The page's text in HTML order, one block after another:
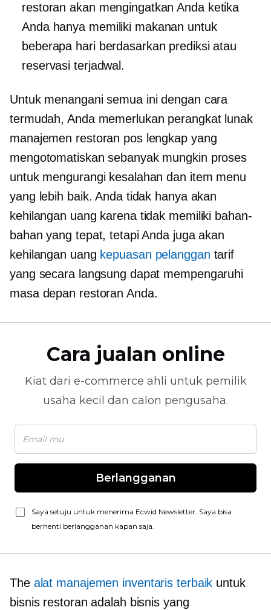
restoran akan mengingatkan Anda ketika
Anda hanya memiliki makanan untuk
beberapa hari berdasarkan prediksi atau
reservasi terjadwal.
Untuk menangani semua ini dengan cara
termudah, Anda memerlukan perangkat lunak
manajemen restoran pos lengkap yang
mengotomatiskan sebanyak mungkin proses
untuk mengurangi kesalahan dan item menu
yang lebih baik. Anda tidak hanya akan
kehilangan uang karena tidak memiliki bahan-
bahan yang tepat, tetapi Anda juga akan
kehilangan uang kepuasan pelanggan tarif
yang secara langsung dapat mempengaruhi
masa depan restoran Anda.
Cara jualan online
Kiat dari e-commerce ahli untuk pemilik
usaha kecil dan calon pengusaha.
Berlangganan
Saya setuju untuk menerima Ecwid Newsletter. Saya bisa
berhenti berlangganan kapan saja.
The alat manajemen inventaris terbaik untuk
bisnis restoran adalah bisnis yang